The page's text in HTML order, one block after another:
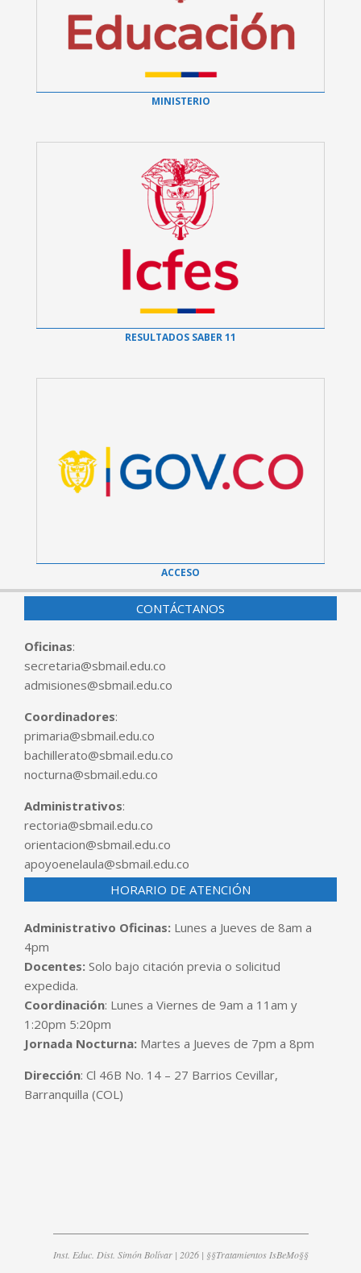
MINISTERIO
RESULTADOS SABER 11
ACCESO
CONTÁCTANOS
Oficinas:
secretaria@sbmail.edu.co
admisiones@sbmail.edu.co
Coordinadores:
primaria@sbmail.edu.co
bachillerato@sbmail.edu.co
nocturna@sbmail.edu.co
Administrativos:
rectoria@sbmail.edu.co
orientacion@sbmail.edu.co
apoyoenelaula@sbmail.edu.co
HORARIO DE ATENCIÓN
Administrativo Oficinas: Lunes a Jueves de 8am a
4pm
Docentes: Solo bajo citación previa o solicitud
expedida.
Coordinación: Lunes a Viernes de 9am a 11am y
1:20pm 5:20pm
Jornada Nocturna: Martes a Jueves de 7pm a 8pm
Dirección: Cl 46B No. 14 – 27 Barrios Cevillar,
Barranquilla (COL)
Inst. Educ. Dist. Simón Bolívar | 2026 | §§Tratamientos IsBeMo§§